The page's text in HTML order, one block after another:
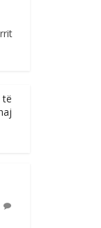
të